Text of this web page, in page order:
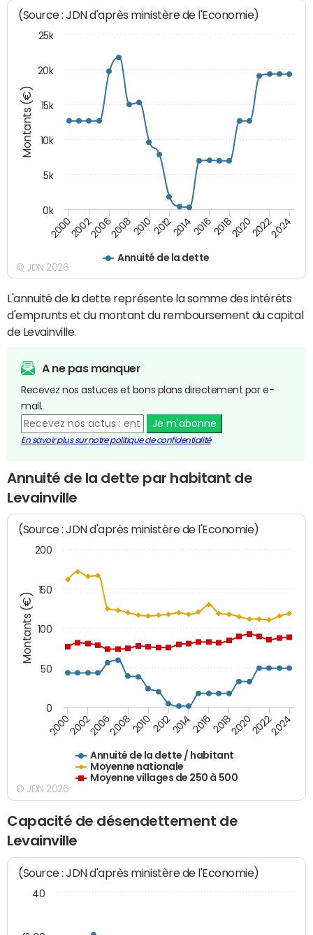
Montants (€)
(Source : JDN d'après ministère de l'Economie)
Annuité de la dette
200020022006200820102012201420162018202020222024
0k
5k
10k
15k
20k
25k
© JDN 2026
L'annuité de la dette représente la somme des intérêts
d'emprunts et du montant du remboursement du capital
de Levainville.
A ne pas manquer
Recevez nos astuces et bons plans directement par e-
mail.
Je m'abonne
En savoir plus sur notre politique de confidentialité
Annuité de la dette par habitant de
Levainville
Montants (€)
(Source : JDN d'après ministère de l'Economie)
Annuité de la dette / habitant
Moyenne nationale
Moyenne villages de 250 à 500
200020022006200820102012201420162018202020222024
0
50
100
150
200
© JDN 2026
Capacité de désendettement de
Levainville
(Source : JDN d'après ministère de l'Economie)
40